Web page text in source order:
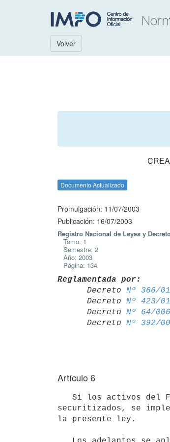
Volver
Documento Actualizado
Promulgación: 11/07/2003
Publicación: 16/07/2003
Registro Nacional de Leyes y
Tomo: 1
Semestre: 2
Año: 2003
Página: 134
Reglamentada por:
Decreto Nº 366/
      Decreto
Nº 423/
      Decreto
Nº 64/006
      Decreto
Nº 392/
Artículo 6
securitizados, se
la presente ley.